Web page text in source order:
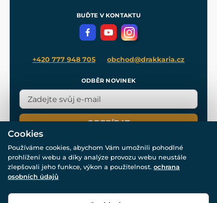
Meče pro Kingdom Come
BUĎTE V KONTAKTU
+420 777 948 705 obchod@drakkaria.cz
ODBĚR NOVINEK
ODEBÍRAT
© Všechna práva vyhrazena. www.drakkaria.cz 2007-2026.
Cookies
Používáme cookies, abychom Vám umožnili pohodlné
prohlížení webu a díky analýze provozu webu neustále
zlepšovali jeho funkce, výkon a použitelnost. ochrana
osobních údajů